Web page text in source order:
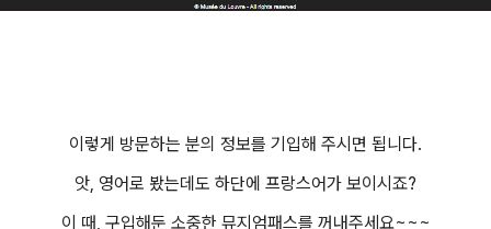
이렇게 방문하는 분의 정보를 기입해 주시면 됩니다.
앗, 영어로 봤는데도 하단에 프랑스어가 보이시죠?
이 때, 구입해둔 소중한 뮤지엄패스를 꺼내주세요~~~